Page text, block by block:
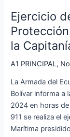
Ejercicio
la
A1 PRINCIPAL,
La Armada del
Bolívar informa a
2024 en horas
911 se realiza el
Marítima
Comité
Local
Protección
Marítima
por
la
Capitanía
de
Puerto